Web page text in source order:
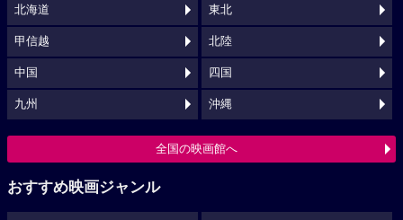
北海道 東北
甲信越 北陸
中国 四国
九州 沖縄
全国の映画館へ
おすすめ映画ジャンル